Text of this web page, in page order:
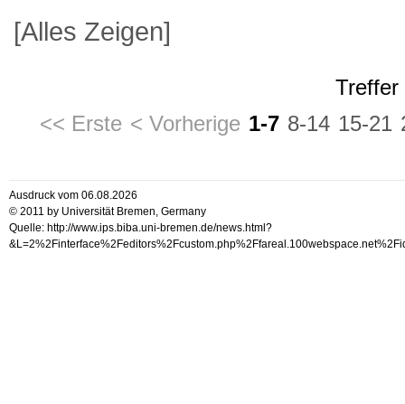
[Alles Zeigen]
Treffer
<< Erste < Vorherige 1-7 8-14 15-21
Ausdruck vom 06.08.2026
© 2011 by Universität Bremen, Germany
Quelle: http://www.ips.biba.uni-bremen.de/news.html?